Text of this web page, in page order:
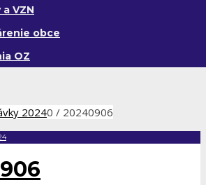
VZN
obce
OZ
20240 / 20240906